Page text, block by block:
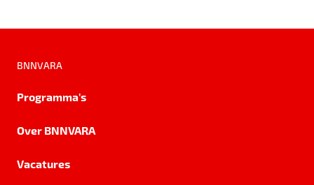
BNNVARA
Programma's
Over BNNVARA
Vacatures